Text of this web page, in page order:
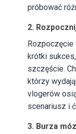
próbować
2.
Rozpoczęcie
krótki
szczęście.
którzy
vlogerów
scenariusz i
3. Burza